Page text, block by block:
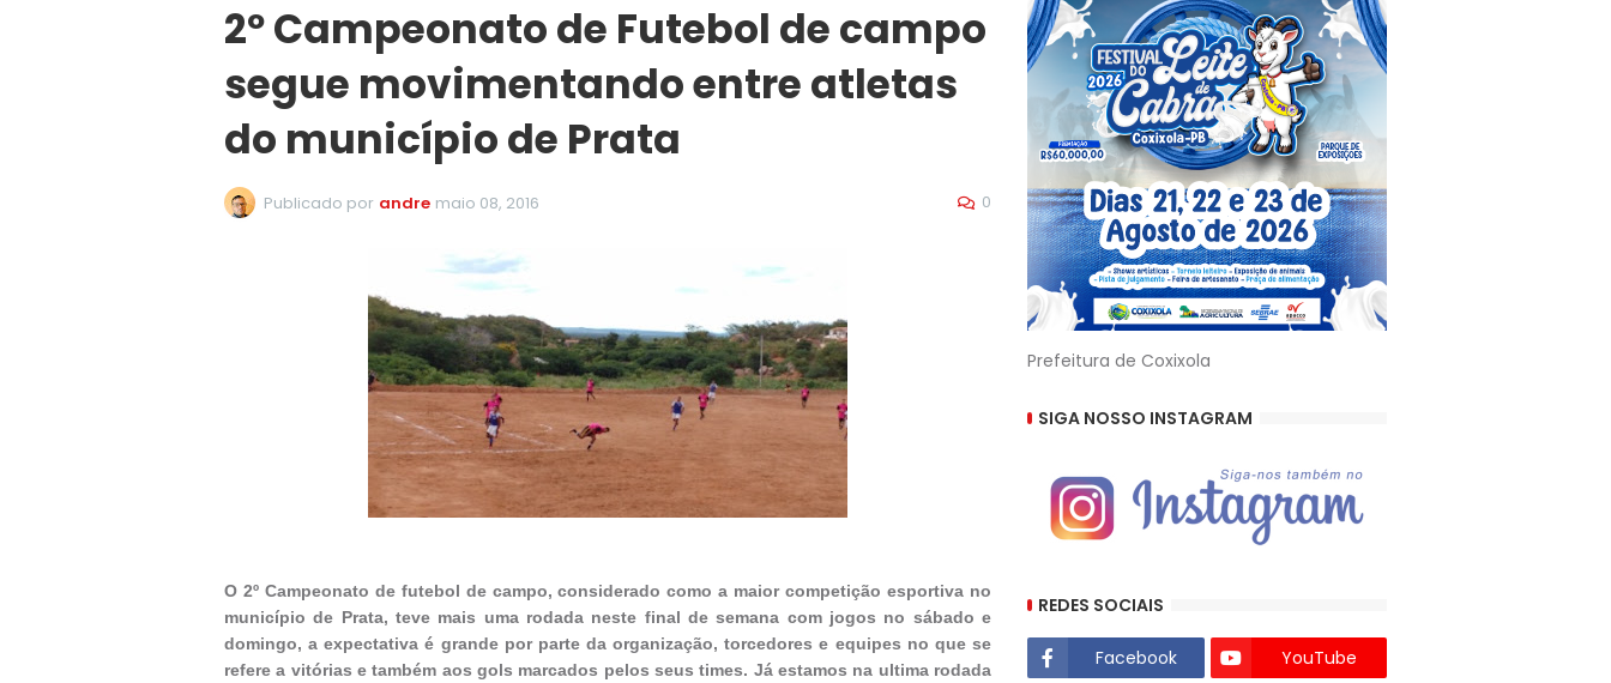
2º Campeonato de Futebol de campo
segue movimentando entre atletas
do município de Prata
Publicado por andre maio 08, 2016 0
O 2º Campeonato de futebol de campo, considerado como a maior competição esportiva no
município de Prata, teve mais uma rodada neste final de semana com jogos no sábado e
domingo, a expectativa é grande por parte da organização, torcedores e equipes no que se
refere a vitórias e também aos gols marcados pelos seus times. Já estamos na ultima rodada
Prefeitura de Coxixola
SIGA NOSSO INSTAGRAM
REDES SOCIAIS
Facebook YouTube